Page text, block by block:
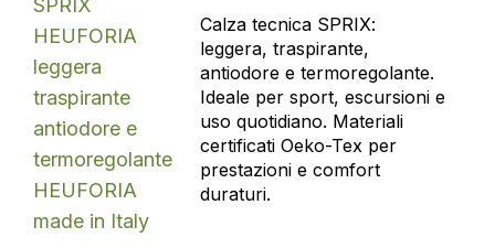
Calza tecnica SPRIX:
leggera, traspirante,
antiodore e termoregolante.
Ideale per sport, escursioni e
uso quotidiano. Materiali
certificati Oeko-Tex per
prestazioni e comfort
duraturi.